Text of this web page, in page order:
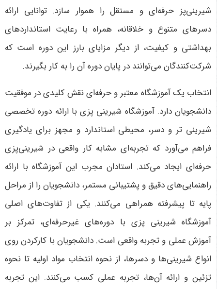
شیرینی‌پز حرفه‌ای و مستقل را هموار سازد. توانایی ارائه
دسرهای متنوع و خلاقانه، همراه با رعایت استانداردهای
بهداشتی و کیفیت، از دیگر مزایای بارز این دوره است که
شرکت‌کنندگان می‌توانند در پایان دوره آن را به کار بگیرند.
انتخاب یک آموزشگاه معتبر و حرفه‌ای نقش کلیدی در موفقیت
دانشجویان دارد. آموزشگاه شیرینی پزی با ارائه دوره تخصصی
شیرینی تر و دسر، محیطی استاندارد و مجهز برای یادگیری
فراهم می‌آورد که تجربه‌ای مشابه کار واقعی در شیرینی‌پزی
حرفه‌ای ایجاد می‌کند. استادان مجرب این آموزشگاه با ارائه
راهنمایی‌های دقیق و پشتیبانی مستمر، دانشجویان را از مراحل
پایه تا پیشرفته همراهی می‌کنند. یکی از تفاوت‌های اصلی
آموزشگاه شیرینی پزی با دوره‌های غیرحرفه‌ای، تمرکز بر
آموزش عملی و تجربه واقعی است. دانشجویان با کارکردن روی
انواع شیرینی‌ها و دسرها، از نحوه انتخاب مواد اولیه تا نحوه
تزئین و ارائه آن‌ها، تجربه عملی کسب می‌کنند. این تجربه